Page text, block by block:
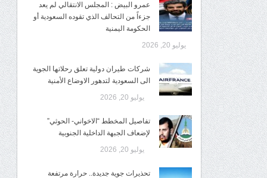
عمرو البيض : المجلس الانتقالي لم يعد
جزءاً من التحالف الذي تقوده السعودية أو
الحكومة اليمنية
يوليو 20, 2026
شركات طيران دولية تعلق رحلاتها الجوية
الى السعودية لتدهور الاوضاع الأمنية
يوليو 20, 2026
تفاصيل المخطط “الاخواني- الحوثي”
لإضعاف الجبهة الداخلية الجنوبية
يوليو 20, 2026
تحذيرات جوية جديدة.. حرارة مرتفعة